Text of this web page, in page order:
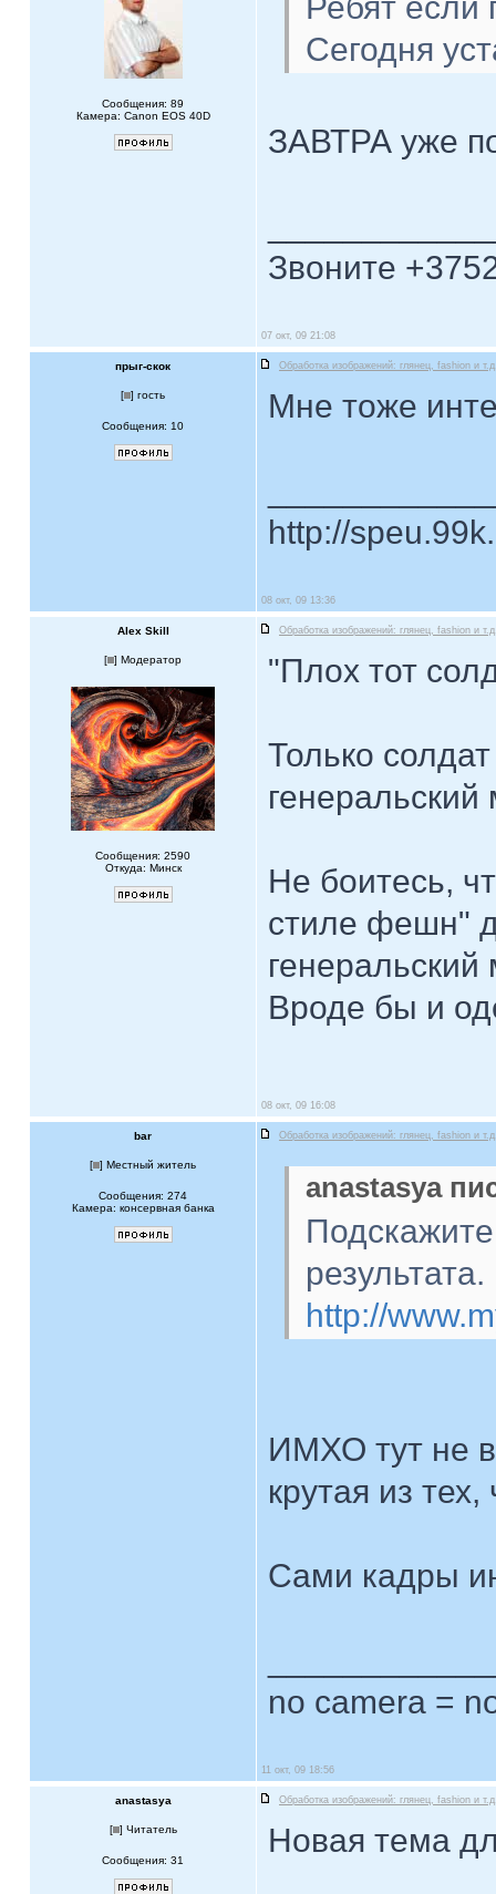
Сообщения: 89
Камера: Canon EOS 40D
Сегодня
ЗАВТРА уже
Звоните
07 окт, 09 21:08
прыг-скок Обработка изображений: глянец, fashion и
[ ] гость
Сообщения: 10
Мне тоже
http://
08 окт, 09 13:36
Alex Skill Обработка изображений: глянец, fashion и
[ ] Модератор
Сообщения: 2590
Откуда: Минск
"Плох тот
Только
Не боитесь,
стиле фешн"
Вроде бы и
08 окт, 09 16:08
bar Обработка изображений: глянец, fashion и
[ ] Местный житель
Сообщения: 274
Камера: консервная банка
anastasya
результата.
http://
ИМХО тут не
крутая из
Сами кадры
no camera =
11 окт, 09 18:56
anastasya Обработка изображений: глянец, fashion и
[ ] Читатель
Сообщения: 31
Новая тема